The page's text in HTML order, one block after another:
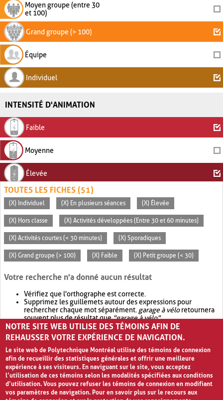
Moyen groupe (entre 30
et 100)
Grand groupe (> 100)
Équipe
Individuel
INTENSITÉ D'ANIMATION
Faible
Moyenne
Élevée
TOUTES LES FICHES (51)
(X) Individuel (X) En plusieurs séances (X) Élevée
(X) Hors classe (X) Activités développées (Entre 30 et 60 minutes)
(X) Activités courtes (< 30 minutes) (X) Sporadiques
(X) Grand groupe (> 100) (X) Faible (X) Petit groupe (< 30)
Votre recherche n'a donné aucun résultat
Vérifiez que l'orthographe est correcte.
Supprimez les guillemets autour des expressions pour
rechercher chaque mot séparément. garage à véloretournera
souvent plus de résultat que"garage à vélo".
Envisagez d'élargir votre recherche avec OR.garage OR vélo
retournera souvent plus de résultat quegarage à vélo
NOTRE SITE WEB UTILISE DES TÉMOINS AFIN DE
REHAUSSER VOTRE EXPÉRIENCE DE NAVIGATION.
Le site web de Polytechnique Montréal utilise des témoins de connexion
afin de recueillir des statistiques générales et offrir une meilleure
expérience à ses visiteurs. En naviguant sur le site, vous acceptez
l’utilisation de ces témoins selon les modalités spécifiées aux conditions
d’utilisation. Vous pouvez refuser les témoins de connexion en modifiant
vos paramètres de navigation. Pour en savoir plus sur le recours aux